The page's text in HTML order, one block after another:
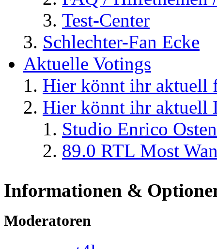
Test-Center
Schlechter-Fan Ecke
Aktuelle Votings
Hier könnt ihr aktuell
Hier könnt ihr aktuell
Studio Enrico
89.0 RTL Most
Informationen &
Moderatoren